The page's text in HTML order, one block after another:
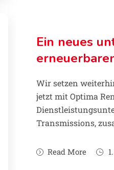
Ein neues
Wir setzen
jetzt mit Optima
Transmissions,
Read More